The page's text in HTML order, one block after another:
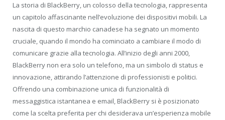
La storia di BlackBerry, un colosso della tecnologia, rappresenta
un capitolo affascinante nell’evoluzione dei dispositivi mobili. La
nascita di questo marchio canadese ha segnato un momento
cruciale, quando il mondo ha cominciato a cambiare il modo di
comunicare grazie alla tecnologia. All’inizio degli anni 2000,
BlackBerry non era solo un telefono, ma un simbolo di status e
innovazione, attirando l’attenzione di professionisti e politici.
Offrendo una combinazione unica di funzionalità di
messaggistica istantanea e email, BlackBerry si è posizionato
come la scelta preferita per chi desiderava un’esperienza mobile